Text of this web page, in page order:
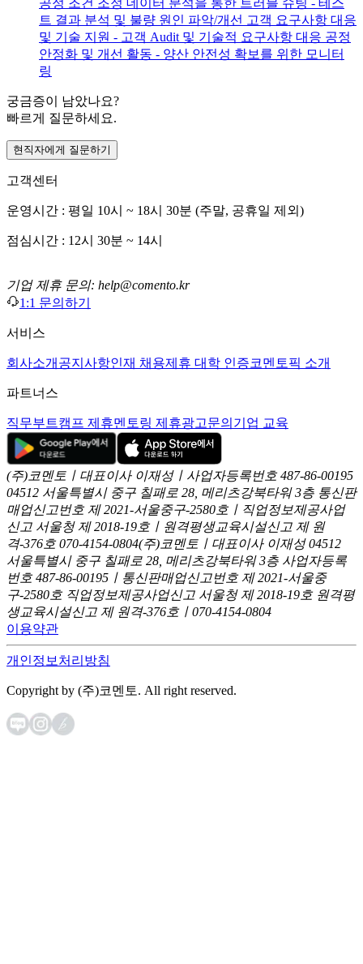
공정 조건 조정 데이터 분석을 통한 트러블 슈팅 - 테스
트 결과 분석 및 불량 원인 파악/개선 고객 요구사항 대응
및 기술 지원 - 고객 Audit 및 기술적 요구사항 대응 공정
안정화 및 개선 활동 - 양산 안전성 확보를 위한 모니터
링
궁금증이 남았나요?
빠르게 질문하세요.
현직자에게 질문하기
고객센터
운영시간 : 평일 10시 ~ 18시 30분 (주말, 공휴일 제외)
점심시간 : 12시 30분 ~ 14시
기업 제휴 문의: help@comento.kr
1:1 문의하기
서비스
회사소개 공지사항인재 채용제휴 대학 인증코멘토픽 소개
파트너스
직무부트캠프 제휴멘토링 제휴광고문의 기업 교육
(주)코멘토ㅣ대표이사 이재성ㅣ사업자등록번호 487-86-00195
04512 서울특별시 중구 칠패로 28, 메리츠강북타워 3층 통신판
매업신고번호 제 2021-서울중구-2580호ㅣ직업정보제공사업
신고 서울청 제 2018-19호ㅣ원격평생교육시설신고 제 원
격-376호 070-4154-0804(주)코멘토ㅣ대표이사 이재성 04512
서울특별시 중구 칠패로 28, 메리츠강북타워 3층 사업자등록
번호 487-86-00195ㅣ통신판매업신고번호 제 2021-서울중
구-2580호 직업정보제공사업신고 서울청 제 2018-19호 원격평
생교육시설신고 제 원격-376호ㅣ070-4154-0804
이용약관
개인정보처리방침
Copyright by (주)코멘토. All right reserved.